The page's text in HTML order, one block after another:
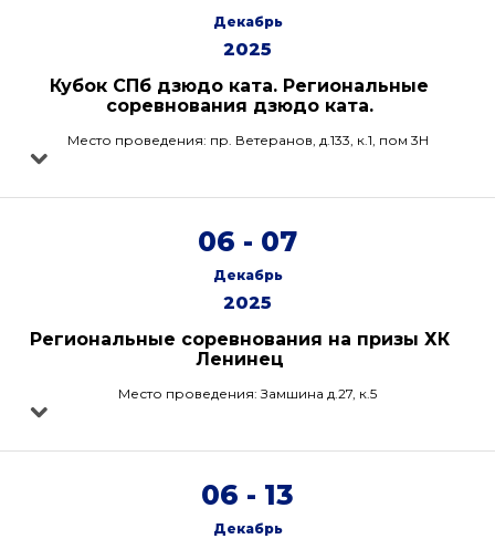
Декабрь
2025
Кубок СПб дзюдо ката. Региональные
соревнования дзюдо ката.
Место проведения: пр. Ветеранов, д.133, к.1, пом 3Н
06 - 07
Декабрь
2025
Региональные соревнования на призы ХК
Ленинец
Место проведения: Замшина д.27, к.5
06 - 13
Декабрь